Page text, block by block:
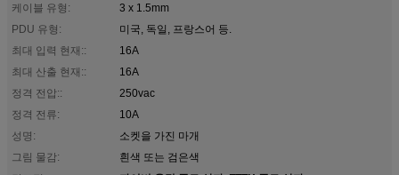
케이블 유형:
3 x 1.5mm
PDU 유형:
미국, 독일, 프랑스어 등.
최대 입력 현재::
16A
최대 산출 현재::
16A
정격 전압::
250vac
정격 전류:
10A
성명:
소켓을 가진 마개
그림 물감:
흰색 또는 검은색